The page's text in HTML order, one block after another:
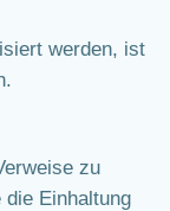
werden, ist
zu
Einhaltung